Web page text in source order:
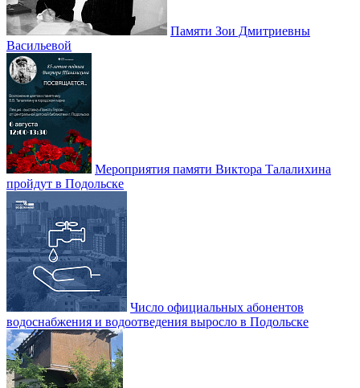
Памяти Зои Дмитриевны
Васильевой
Мероприятия памяти Виктора Талалихина
пройдут в Подольске
Число официальных абонентов
водоснабжения и водоотведения выросло в Подольске